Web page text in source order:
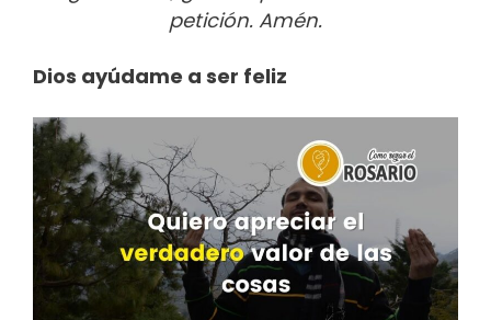
petición. Amén.
Dios ayúdame a ser feliz